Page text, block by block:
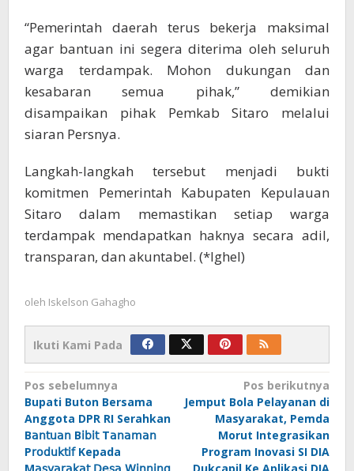
“Pemerintah daerah terus bekerja maksimal
agar bantuan ini segera diterima oleh seluruh
warga terdampak. Mohon dukungan dan
kesabaran semua pihak,” demikian
disampaikan pihak Pemkab Sitaro melalui
siaran Persnya.
Langkah-langkah tersebut menjadi bukti
komitmen Pemerintah Kabupaten Kepulauan
Sitaro dalam memastikan setiap warga
terdampak mendapatkan haknya secara adil,
transparan, dan akuntabel. (*Ighel)
oleh Iskelson Gahagho
Ikuti Kami Pada
Navigasi
pos
Pos sebelumnya
Bupati Buton Bersama
Anggota DPR RI Serahkan
B𝖺𝗇𝗍𝗎𝖺𝗇 B𝗂𝖻𝗂𝗍 T𝖺𝗇𝖺𝗆𝖺𝗇
P𝗋𝗈𝖽𝗎𝗄𝗍𝗂𝖿 Kepada
M𝖺𝗌𝗒𝖺𝗋𝖺𝗄𝖺𝗍 𝖣𝖾𝗌𝖺 𝖶𝗂𝗇𝗇𝗂𝗇𝗀
Pos berikutnya
Jemput Bola Pelayanan di
Masyarakat, Pemda
Morut Integrasikan
Program Inovasi SI DIA
Dukcapil Ke Aplikasi DIA